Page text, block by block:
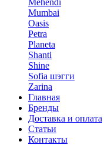
Mehendi
Mumbai
Oasis
Petra
Planeta
Shanti
Shine
Sofia шэгги
Zarina
Главная
Бренды
Доставка и оплата
Статьи
Контакты